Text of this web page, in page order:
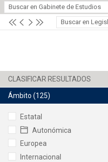
Ámbito (125)
Estatal
Autonómica
Europea
Internacional